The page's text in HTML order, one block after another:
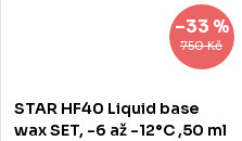
750 Kč
–33 %
STAR HF40 Liquid base
wax SET, -6 až -12°C ,50 ml